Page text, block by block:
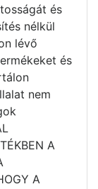
és
nélkül
lévő
és
nem
A
A